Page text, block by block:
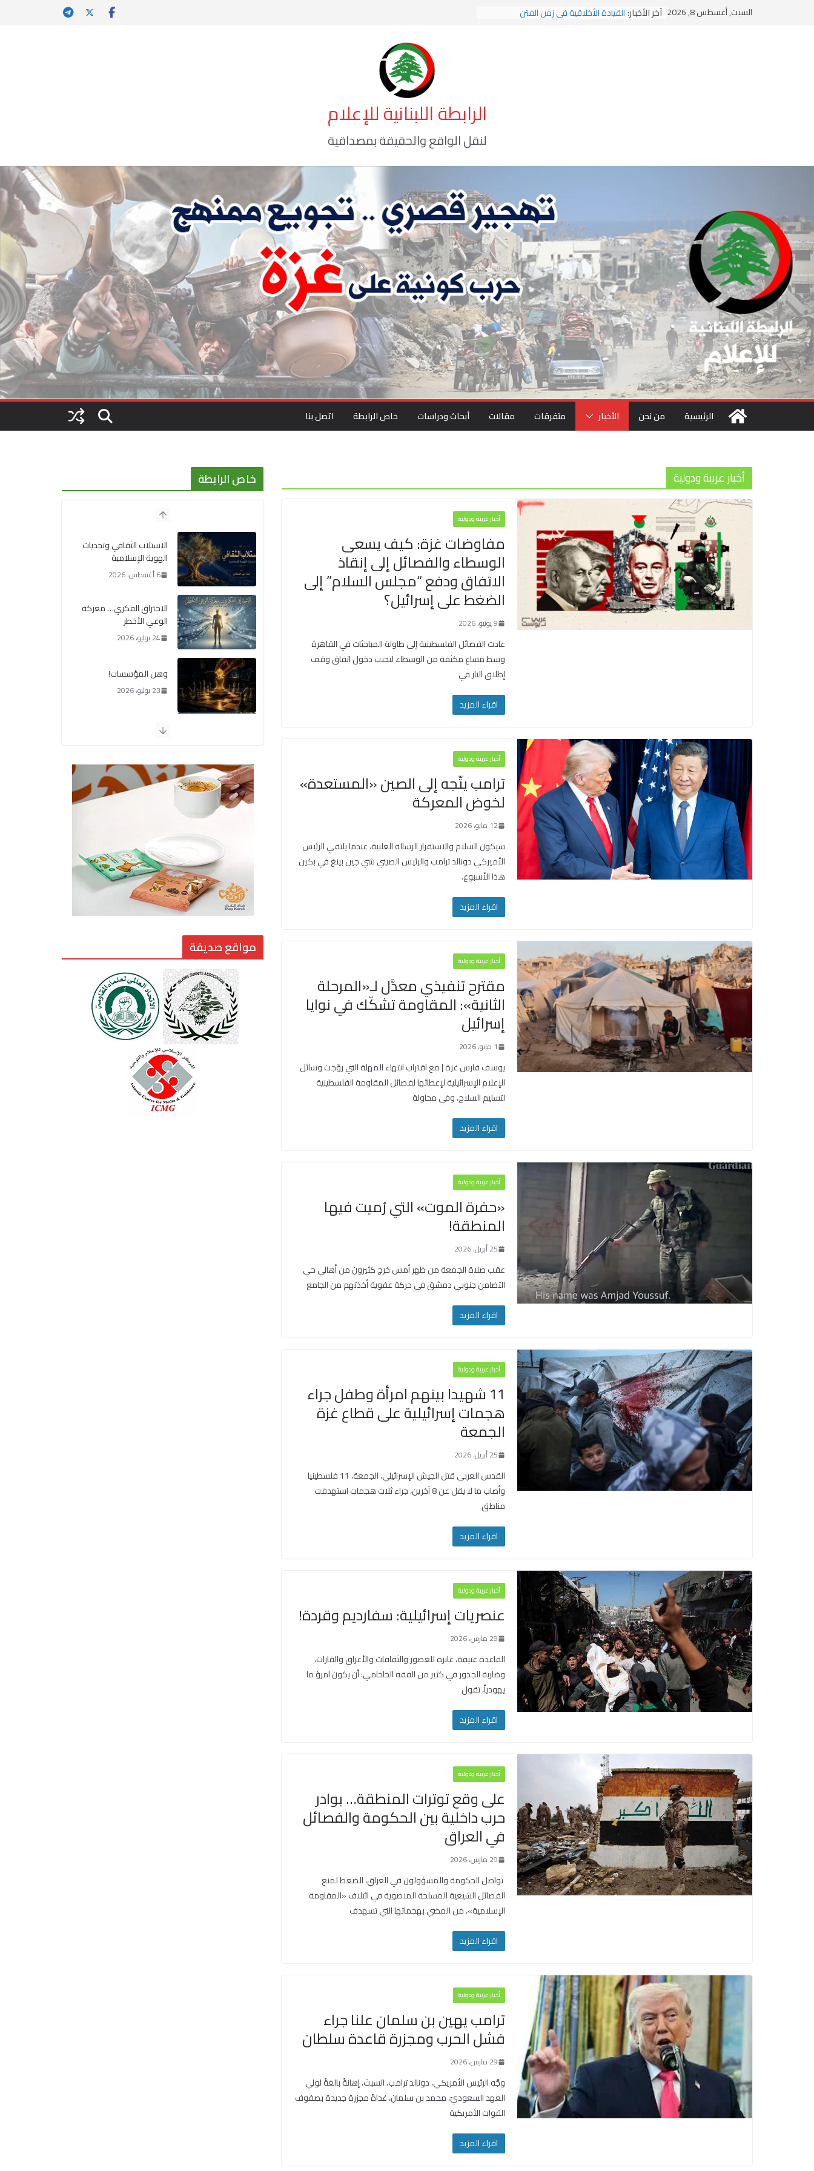
السبت, أغسطس 8, 2026 آخر الأخبار: يومَ يَفيضُ العَرَقُ
القيادة الأخلاقية في زمن الفتن
الرابطة اللبنانية للإعلام
لنقل الواقع والحقيقة بمصداقية
الرئيسية من نحن الأخبار متفرقات مقالات أبحاث ودراسات خاص الرابطة اتصل بنا
أخبار عربية ودولية
أخبار عربية ودولية
مفاوضات غزة: كيف يسعى
الوسطاء والفصائل إلى إنقاذ
الاتفاق ودفع “مجلس السلام” إلى
الضغط على إسرائيل؟
9 يونيو، 2026
عادت الفصائل الفلسطينية إلى طاولة المباحثات في القاهرة
وسط مساع مكثفة من الوسطاء لتجنب دخول اتفاق وقف
إطلاق النار في
اقراء المزيد
أخبار عربية ودولية
ترامب يتّجه إلى الصين «المستعدة»
لخوض المعركة
12 مايو، 2026
سيكون السلام والاستقرار الرسالة العلنية، عندما يلتقي الرئيس
الأميركي دونالد ترامب والرئيس الصيني شي جين بينغ في بكين
هذا الأسبوع.
اقراء المزيد
أخبار عربية ودولية
مقترح تنفيذي معدَّل لـ«المرحلة
الثانية»: المقاومة تشكّك في نوايا
إسرائيل
1 مايو، 2026
يوسف فارس غزة | مع اقتراب انتهاء المهلة التي روّجت وسائل
الإعلام الإسرائيلية لإعطائها لفصائل المقاومة الفلسطينية
لتسليم السلاح، وفي محاولة
اقراء المزيد
أخبار عربية ودولية
«حفرة الموت» التي رُميت فيها
المنطقة!
25 أبريل، 2026
عقب صلاة الجمعة من ظهر أمس خرج كثيرون من أهالي حي
التضامن جنوبي دمشق في حركة عفوية أخذتهم من الجامع
اقراء المزيد
أخبار عربية ودولية
11 شهيدا بينهم امرأة وطفل جراء
هجمات إسرائيلية على قطاع غزة
الجمعة
25 أبريل، 2026
القدس العربي قتل الجيش الإسرائيلي، الجمعة، 11 فلسطينيا
وأصاب ما لا يقل عن 8 آخرين، جراء ثلاث هجمات استهدفت
مناطق
اقراء المزيد
أخبار عربية ودولية
عنصريات إسرائيلية: سفارديم وقردة!
29 مارس، 2026
القاعدة عتيقة، عابرة للعصور والثقافات والأعراق والقارات،
وضاربة الجذور في كثير من الفقه الحاخامي: أن يكون امرؤ ما
يهودياً، تقول
اقراء المزيد
أخبار عربية ودولية
على وقع توترات المنطقة… بوادر
حرب داخلية بين الحكومة والفصائل
في العراق
29 مارس، 2026
تواصل الحكومة والمسؤولون في العراق، الضغط لمنع
الفصائل الشيعية المسلحة المنضوية في ائتلاف «المقاومة
الإسلامية»، من المضي بهجماتها التي تسهدف
اقراء المزيد
أخبار عربية ودولية
ترامب يهين بن سلمان علنا جراء
فشل الحرب ومجزرة قاعدة سلطان
29 مارس، 2026
وجَّه الرئيس الأمريكي، دونالد ترامب، السبتَ، إهانةً بالغةً لولي
العهد السعوديّ، محمد بن سلمان، غداةَ مجزرة جديدة بصفوف
القوات الأمريكية
اقراء المزيد
خاص الرابطة
الاستلاب الثقافي وتحديات
الهوية الإسلامية
6 أغسطس، 2026
الاختراق الفكري… معركة
الوعي الأخطر
24 يوليو، 2026
وهن المؤسسات!
23 يوليو، 2026
يومَ يَفيضُ العَرَقُ
الوضع اليوم في الشرق
الأوسط
الفتن
6 أغسطس، 2026
مواقع صديقة